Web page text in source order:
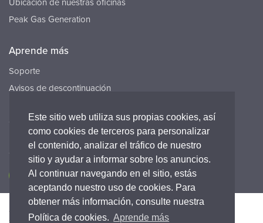
Este sitio web utiliza sus propias cookies, así
como cookies de terceros para personalizar
el contenido, analizar el tráfico de nuestro
sitio y ayudar a informar sobre los anuncios.
Al continuar navegando en el sitio, estás
aceptando nuestro uso de cookies. Para
obtener más información, consulte nuestra
Política de cookies. Aprende más
Ubicación de nuestras oficinas
Peak Gas Generation
Aprende más
Soporte
Avisos de descontinuación
Carreras
Conecta con nosotros
Accesibilidad Política de Privacidad